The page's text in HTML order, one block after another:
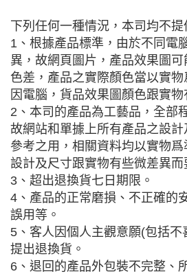
下列任何一種情況，本司均不
1、根據產品標準，由於不同電
異，故網頁圖片，產品效果圖
色差，產品之實際顏色當以實
因電腦，貨品效果圖顏色跟實物
2、本司的產品為工藝品，全部
故網站和單據上所有產品之設
參考之用，相關資料均以實物
設計及尺寸跟實物有些微差異而
3、超出退換貨七日期限。
4、產品的正常磨損、不正確的
誤用等。
5、客人因個人主觀意願(包括不
提出退換貨。
6、退回的產品外包裝不完整、